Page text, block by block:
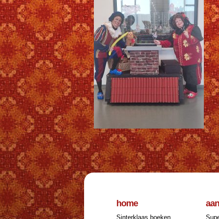
home
Sinterklaas boeken